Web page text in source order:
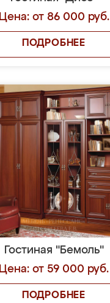
Цена: от 86 000 руб.
ПОДРОБНЕЕ
Гостиная "Бемоль"
Цена: от 59 000 руб.
ПОДРОБНЕЕ